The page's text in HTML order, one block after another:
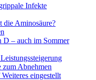
Infekte
Aminosäure?
D – auch im Sommer
Abnehmen
eingestellt